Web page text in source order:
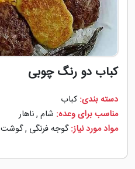
کباب دو رنگ چوبی
دسته بندی: کباب
مناسب برای وعده: شام ,ناهار
مواد مورد نیاز: گوجه ‌فرنگی ,گوشت